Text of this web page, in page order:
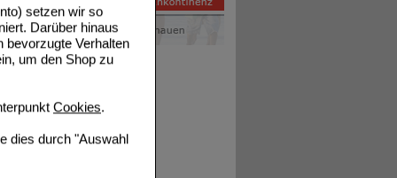
setzen wir so
Darüber hinaus
bevorzugte Verhalten
um den Shop zu
Cookies.
dies durch "Auswahl